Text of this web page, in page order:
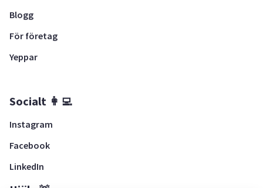
Blogg
För företag
Yeppar
Socialt 👩‍💻
Instagram
Facebook
LinkedIn